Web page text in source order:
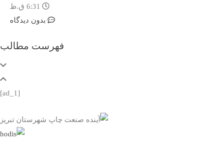
6:31 ق.ظ
بدون دیدگاه
فهرست مطالب